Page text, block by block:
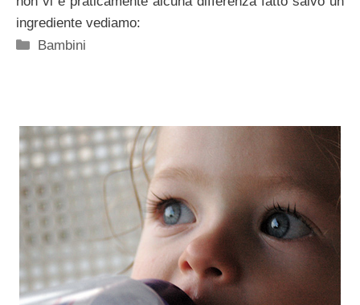
ingrediente vediamo:
Categorie
Bambini